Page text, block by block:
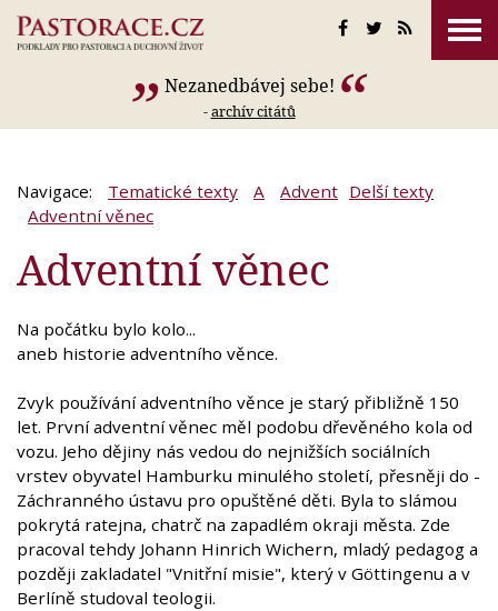
Nezanedbávej sebe!
-archív citátů
Navigace: Tematické texty A Advent Delší texty
Adventní věnec
Adventní věnec
Na počátku bylo kolo...
aneb historie adventního věnce.
Zvyk používání adventního věnce je starý přibližně 150
let. První adventní věnec měl podobu dřevěného kola od
vozu. Jeho dějiny nás vedou do nejnižších sociálních
vrstev obyvatel Hamburku minulého století, přesněji do -
Záchranného ústavu pro opuštěné děti. Byla to slámou
pokrytá ratejna, chatrč na zapadlém okraji města. Zde
pracoval tehdy Johann Hinrich Wichern, mladý pedagog a
později zakladatel "Vnitřní misie", který v Göttingenu a v
Berlíně studoval teologii.